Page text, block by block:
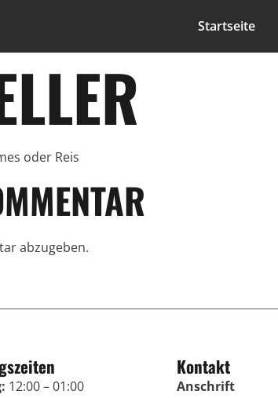
Startseite
oder Reis
abzugeben.
12:00 – 01:00
Kontakt
Anschrift